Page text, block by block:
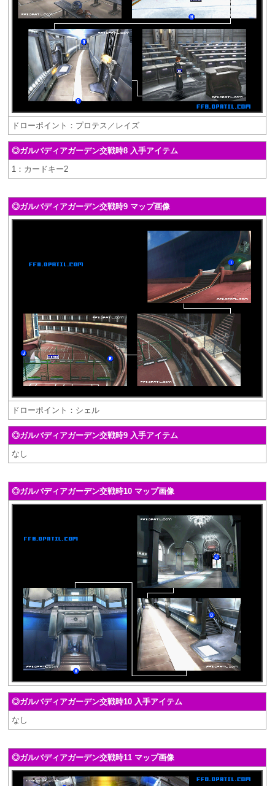
ドローポイント：プロテス／レイズ
◎ガルバディアガーデン交戦時8 入手アイテム
1：カードキー2
◎ガルバディアガーデン交戦時9 マップ画像
ドローポイント：シェル
◎ガルバディアガーデン交戦時9 入手アイテム
なし
◎ガルバディアガーデン交戦時10 マップ画像
◎ガルバディアガーデン交戦時10 入手アイテム
なし
◎ガルバディアガーデン交戦時11 マップ画像